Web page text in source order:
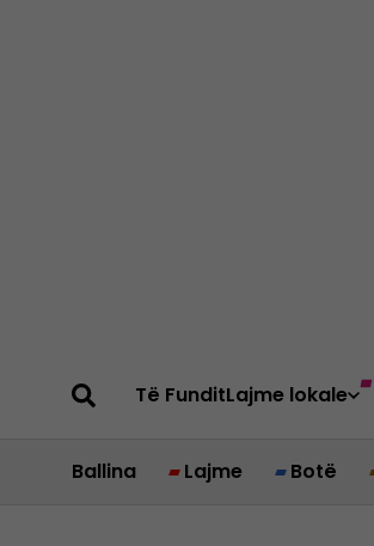
Të FunditLajme lokale
Ballina Lajme Botë